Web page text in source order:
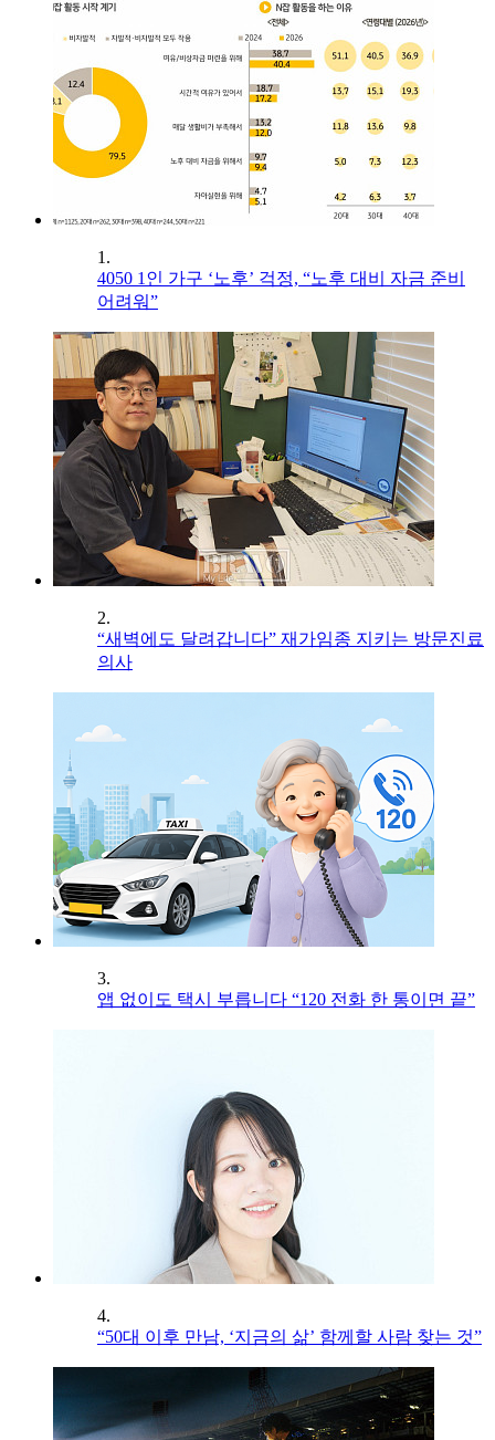
1.
4050 1인 가구 ‘노후’ 걱정, “노후 대비 자금 준비
어려워”
2.
“새벽에도 달려갑니다” 재가임종 지키는 방문진료
의사
3.
앱 없이도 택시 부릅니다 “120 전화 한 통이면 끝”
4.
“50대 이후 만남, ‘지금의 삶’ 함께할 사람 찾는 것”